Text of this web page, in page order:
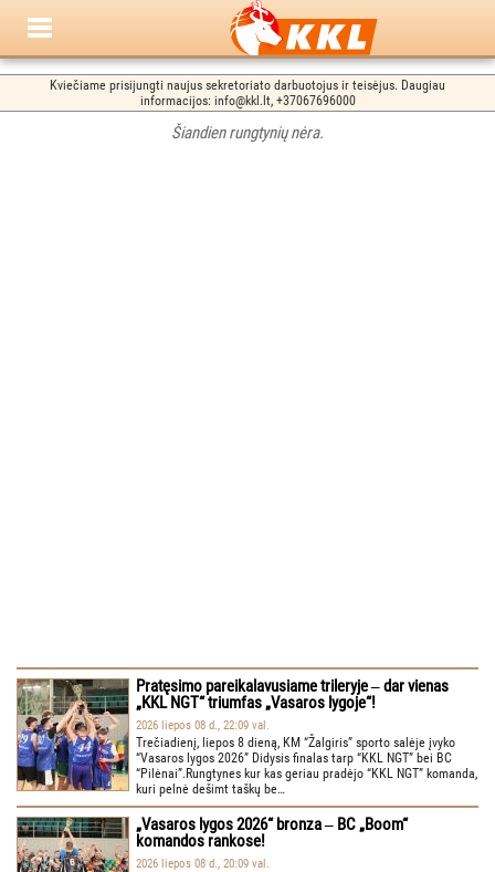
Kviečiame prisijungti naujus sekretoriato darbuotojus ir teisėjus. Daugiau
informacijos: info@kkl.lt, +37067696000
Šiandien rungtynių nėra.
Pratęsimo pareikalavusiame trileryje ‒ dar vienas
„KKL NGT“ triumfas „Vasaros lygoje“!
2026 liepos 08 d., 22:09 val.
Trečiadienį, liepos 8 dieną, KM “Žalgiris” sporto salėje įvyko
“Vasaros lygos 2026” Didysis finalas tarp “KKL NGT” bei BC
“Pilėnai”.Rungtynes kur kas geriau pradėjo “KKL NGT” komanda,
kuri pelnė dešimt taškų be…
„Vasaros lygos 2026“ bronza ‒ BC „Boom“
komandos rankose!
2026 liepos 08 d., 20:09 val.